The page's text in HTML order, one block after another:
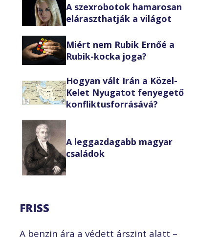
A szexrobotok hamarosan
eláraszthatják a világot
Miért nem Rubik Ernőé a
Rubik-kocka joga?
Hogyan vált Irán a Közel-
Kelet Nyugatot fenyegető
konfliktusforrásává?
A leggazdagabb magyar
családok
FRISS
A benzin ára a védett árszint alatt –